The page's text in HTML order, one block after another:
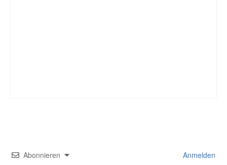
Abonnieren Anmelden